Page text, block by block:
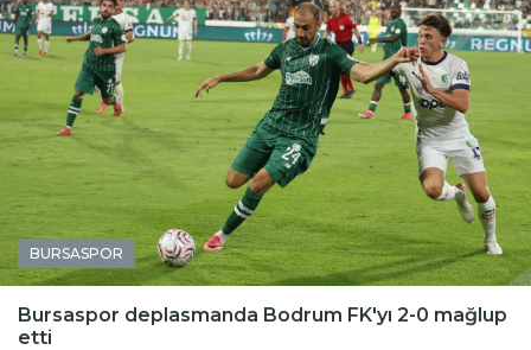
BURSASPOR
Bursaspor deplasmanda Bodrum FK'yı 2-0 mağlup
etti